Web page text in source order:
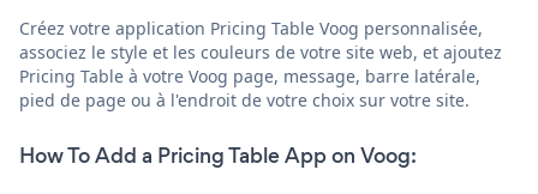
Créez votre application Pricing Table Voog personnalisée,
associez le style et les couleurs de votre site web, et ajoutez
Pricing Table à votre Voog page, message, barre latérale,
pied de page ou à l'endroit de votre choix sur votre site.
How To Add a Pricing Table App on Voog: